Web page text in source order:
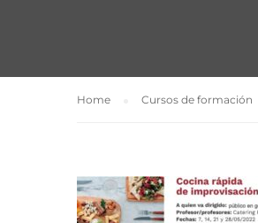
Home Cursos de formación